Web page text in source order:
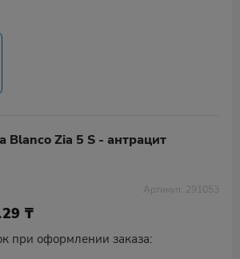
Blanco Zia 5 S - антрацит
Артикул: 291053
₸
при оформлении заказа: